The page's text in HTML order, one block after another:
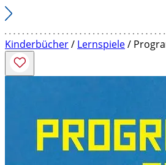
Kinderbücher/ Lernspiele/